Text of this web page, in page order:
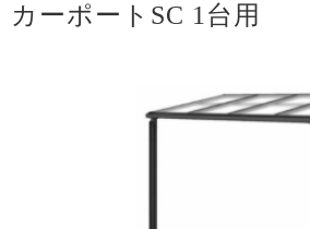
カーポートSC 1台用